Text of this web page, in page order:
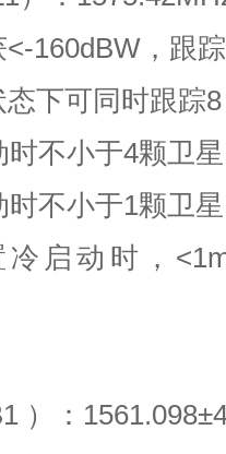
160dBW，跟
下可同时跟踪
时不小于4颗卫
时不小于1颗卫
启动时，
）：